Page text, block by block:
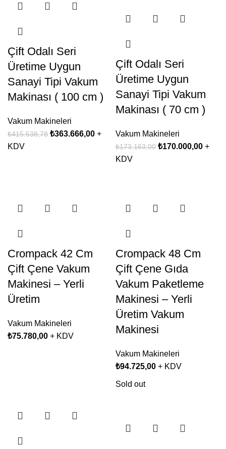
Çift Odalı Seri
Üretime Uygun
Sanayi Tipi Vakum
Makinası ( 100 cm )
Vakum Makineleri
₺415.538,78 ₺363.666,00 +
KDV
Çift Odalı Seri
Üretime Uygun
Sanayi Tipi Vakum
Makinası ( 70 cm )
Vakum Makineleri
₺173.163,00 ₺170.000,00 +
KDV
Crompack 42 Cm
Çift Çene Vakum
Makinesi – Yerli
Üretim
Vakum Makineleri
₺75.780,00 + KDV
Crompack 48 Cm
Çift Çene Gıda
Vakum Paketleme
Makinesi – Yerli
Üretim Vakum
Makinesi
Vakum Makineleri
₺94.725,00 + KDV
Sold out